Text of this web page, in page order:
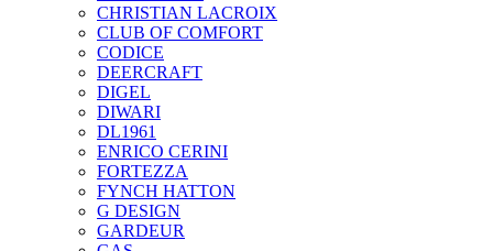
CHRISTIAN LACROIX
CLUB OF COMFORT
CODICE
DEERCRAFT
DIGEL
DIWARI
DL1961
ENRICO CERINI
FORTEZZA
FYNCH HATTON
G DESIGN
GARDEUR